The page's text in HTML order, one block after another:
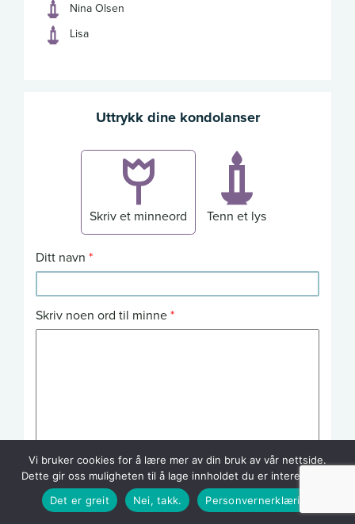
Nina Olsen
Lisa
Uttrykk dine kondolanser
Skriv et minneord Tenn et lys
Ditt navn
Skriv noen ord til minne
Send inn
Vi bruker cookies for å lære mer av din bruk av vår nettside.
Dette gir oss muligheten til å lage innholdet du er interessert i.
Det er greit
Nei, takk. Personvernerklæring